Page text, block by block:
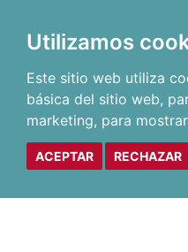
Utilizamos
Este sitio web utiliza
básica del sitio web,
marketing, para
ACEPTAR RECHAZAR